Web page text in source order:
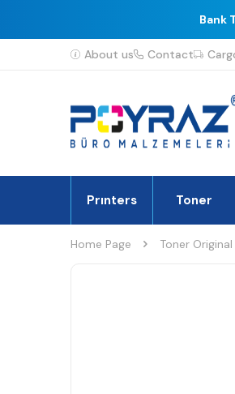
Bank
About us Contact
Prınters Toner
Home Page Toner